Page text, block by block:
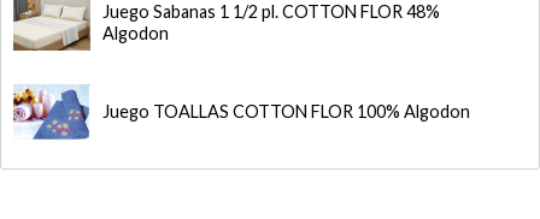
Juego Sabanas 1 1/2 pl. COTTON FLOR 48%
Algodon
Juego TOALLAS COTTON FLOR 100% Algodon